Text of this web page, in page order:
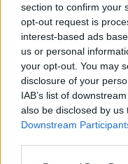
section to confirm your
opt-out request is
interest-based ads
us or personal
your opt-out. You may
disclosure of your
IAB’s list of
also be disclosed by
Downstream
Hétfőn kezdik,
fennakadásokra és
egyik Jász-Nagykun-
Visszaszámlálás indul: -
Magyarország jobban
független helyi sajtóból